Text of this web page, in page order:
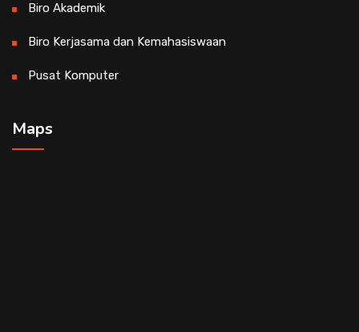
Biro Akademik
Biro Kerjasama dan Kemahasiswaan
Pusat Komputer
Maps